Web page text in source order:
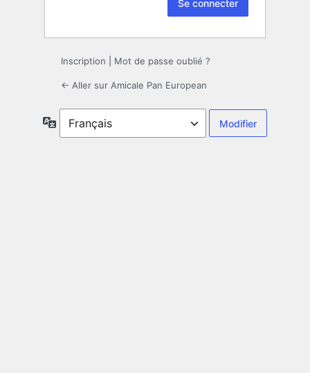
Inscription Mot de passe oublié ?
← Aller sur Amicale Pan European
Langue